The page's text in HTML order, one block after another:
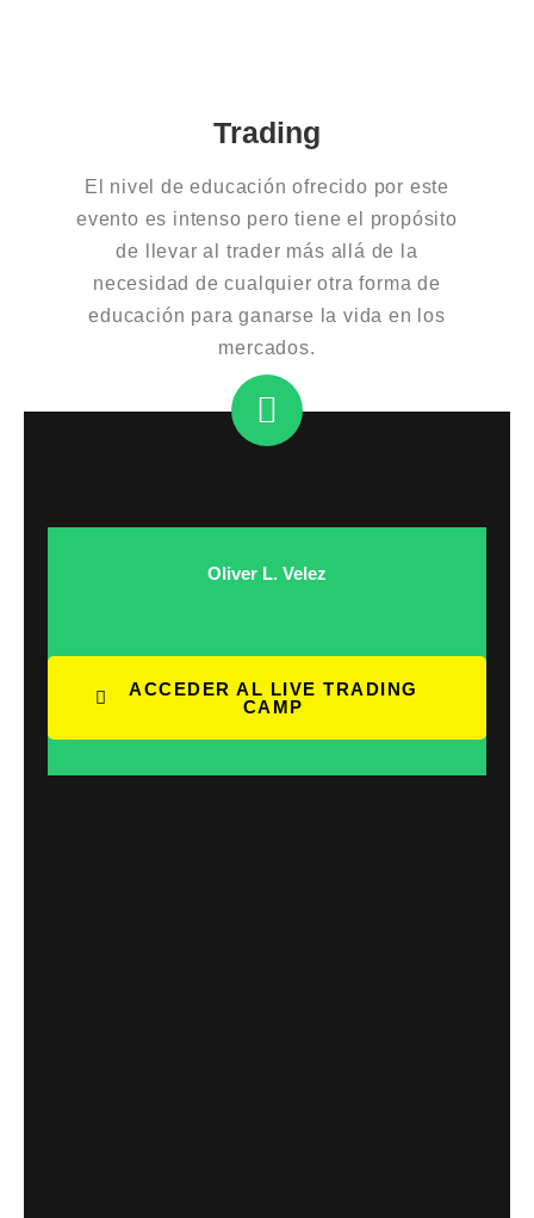
Trading
El nivel de educación ofrecido por este
evento es intenso pero tiene el propósito
de llevar al trader más allá de la
necesidad de cualquier otra forma de
educación para ganarse la vida en los
mercados.
Oliver L. Velez
ACCEDER AL LIVE TRADING
CAMP